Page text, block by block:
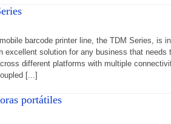
barcode printer line, the TDM Series, is
excellent solution for any business that needs
different platforms with multiple
[...]
portátiles